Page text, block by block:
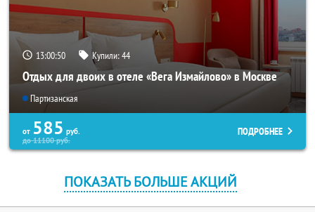
13:00:50 Купили:44
Отдых для двоих в отеле «Вега Измайлово» в Москве
Партизанская
от 585 руб.
до11100руб.
ПОДРОБНЕЕ
ПОКАЗАТЬ БОЛЬШЕ АКЦИЙ